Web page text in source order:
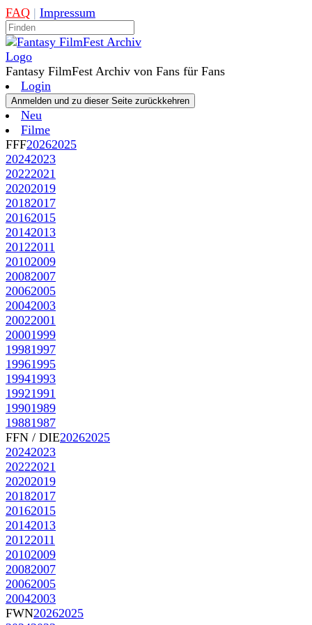
FAQ | Impressum
Fantasy FilmFest Archiv von Fans für Fans
Login
Neu
Filme
FFF20262025
20242023
20222021
20202019
20182017
20162015
20142013
20122011
20102009
20082007
20062005
20042003
20022001
20001999
19981997
19961995
19941993
19921991
19901989
19881987
FFN / DIE20262025
20242023
20222021
20202019
20182017
20162015
20142013
20122011
20102009
20082007
20062005
20042003
FWN20262025